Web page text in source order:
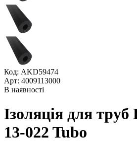
Код: AKD59474
Арт: 4009113000
В наявності
Ізоляція для
13-022 Tubo